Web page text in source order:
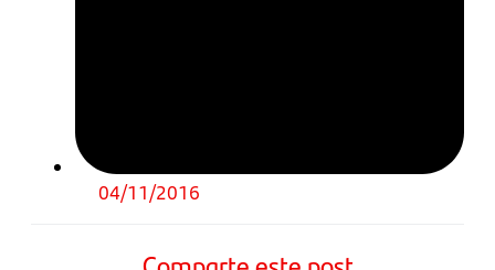
04/11/2016